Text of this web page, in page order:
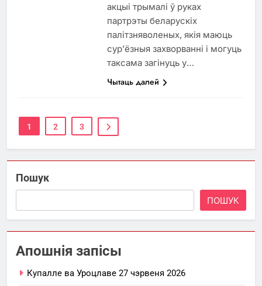
акцыі трымалі ў руках
партрэты беларускіх
палітзняволеных, якія маюць
сур’ёзныя захворванні і могуць
таксама загінуць у…
Чытаць далей
1 2 3
Пошук
ПОШУК
Апошнія запісы
Купалле ва Уроцлаве 27 чэрвеня 2026